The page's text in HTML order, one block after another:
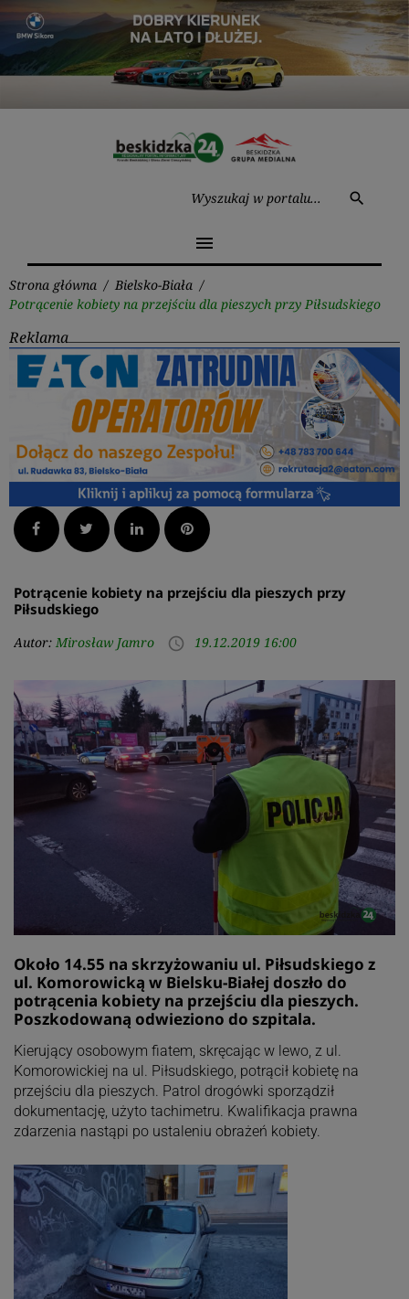
Przejdź
treści
search
menu
Strona główna / Bielsko-Biała /
Potrącenie kobiety na przejściu dla pieszych przy Piłsudskiego
Reklama
Facebook Twitter LinkedInPinterest
Potrącenie kobiety na przejściu dla pieszych przy
Piłsudskiego
Autor: Mirosław Jamro access_time 19.12.2019 16:00
Około 14.55 na skrzyżowaniu ul. Piłsudskiego z
ul. Komorowicką w Bielsku-Białej doszło do
potrącenia kobiety na przejściu dla pieszych.
Poszkodowaną odwieziono do szpitala.
Kierujący osobowym fiatem, skręcając w lewo, z ul.
Komorowickiej na ul. Piłsudskiego, potrącił kobietę na
przejściu dla pieszych. Patrol drogówki sporządził
dokumentację, użyto tachimetru. Kwalifikacja prawna
zdarzenia nastąpi po ustaleniu obrażeń kobiety.